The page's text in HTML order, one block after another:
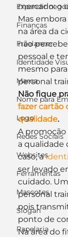
Expandir
Finanças
Freelancer
Identidade
Marca
Nome para
Logo
Redes Sociais
Websites
Ferramentas
Mascotes
Slogan
Papelaria
mercado: o
Mas
na área da
não
pessoal e
mesmo
personal
Não fique
fazer cartão
qualidade.
A
a qualidade
caso, a
ser levado
cuidado.
personal
pois
ponto de
Na área do